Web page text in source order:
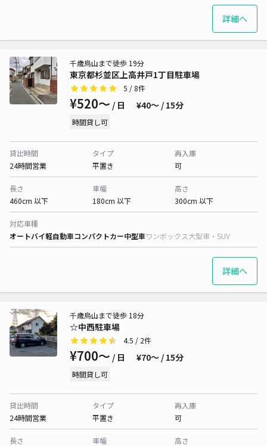
詳細へ
東京都杉並区上高井戸1丁目駐車場
千歳烏山まで徒歩 19分
5 / 8件
¥520〜 / 日 ¥40〜 / 15分
時間貸し可
貸出時間
24時間営業
タイプ
平置き
再入庫
可
長さ
460cm 以下
車幅
180cm 以下
高さ
300cm 以下
対応車種
オートバイ軽自動車コンパクトカー中型車ワンボックス大型車・SUV
詳細へ
☆中西駐車場
千歳烏山まで徒歩 18分
4.5 / 2件
¥700〜 / 日 ¥70〜 / 15分
時間貸し可
貸出時間
24時間営業
タイプ
平置き
再入庫
可
長さ
車幅
高さ